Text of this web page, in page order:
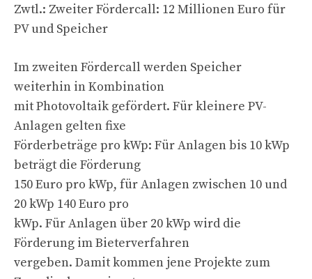
Zwtl.: Zweiter Fördercall: 12 Millionen Euro für
PV und Speicher
Im zweiten Fördercall werden Speicher
weiterhin in Kombination
mit Photovoltaik gefördert. Für kleinere PV-
Anlagen gelten fixe
Förderbeträge pro kWp: Für Anlagen bis 10 kWp
beträgt die Förderung
150 Euro pro kWp, für Anlagen zwischen 10 und
20 kWp 140 Euro pro
kWp. Für Anlagen über 20 kWp wird die
Förderung im Bieterverfahren
vergeben. Damit kommen jene Projekte zum